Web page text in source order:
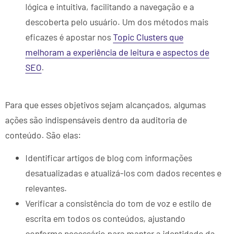
lógica e intuitiva, facilitando a navegação e a
descoberta pelo usuário. Um dos métodos mais
eficazes é apostar nosTopic Clusters que
melhoram a experiência de leitura e aspectos de
SEO.
Para que esses objetivos sejam alcançados, algumas
ações são indispensáveis dentro da auditoria de
conteúdo. São elas:
Identificar artigos de blog com informações
desatualizadas e atualizá-los com dados recentes e
relevantes.
Verificar a consistência do tom de voz e estilo de
escrita em todos os conteúdos, ajustando